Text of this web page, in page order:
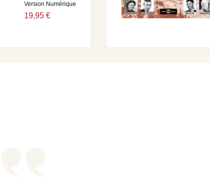
Version Numérique
19,95 €